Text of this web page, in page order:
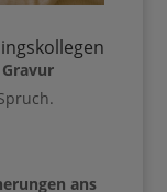
ans